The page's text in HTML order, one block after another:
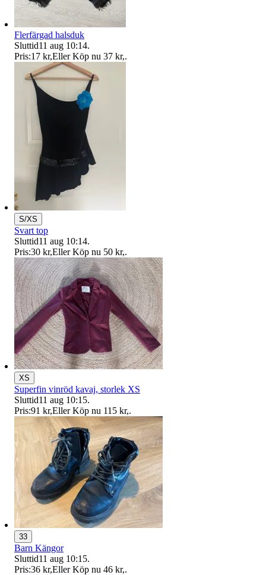
Flerfärgad halsduk
Sluttid11 aug 10:14.
Pris:17 kr,Eller Köp nu 37 kr,.
S/XS
Svart top
Sluttid11 aug 10:14.
Pris:30 kr,Eller Köp nu 50 kr,.
XS
Superfin vinröd kavaj, storlek XS
Sluttid11 aug 10:15.
Pris:91 kr,Eller Köp nu 115 kr,.
33
Barn Kängor
Sluttid11 aug 10:15.
Pris:36 kr,Eller Köp nu 46 kr,.